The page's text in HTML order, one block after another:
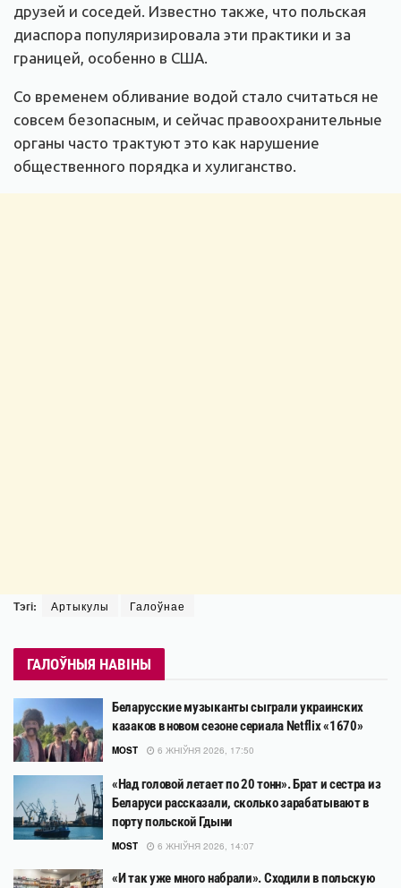
друзей и соседей. Известно также, что польская
диаспора популяризировала эти практики и за
границей, особенно в США.
Со временем обливание водой стало считаться не
совсем безопасным, и сейчас правоохранительные
органы часто трактуют это как нарушение
общественного порядка и хулиганство.
Тэгі: Артыкулы Галоўнае
ГАЛОЎНЫЯ НАВІНЫ
Беларусские музыканты сыграли украинских
казаков в новом сезоне сериала Netflix «1670»
MOST 6 ЖНІЎНЯ 2026, 17:50
«Над головой летает по 20 тонн». Брат и сестра из
Беларуси рассказали, сколько зарабатывают в
порту польской Гдыни
MOST 6 ЖНІЎНЯ 2026, 14:07
«И так уже много набрали». Сходили в польскую